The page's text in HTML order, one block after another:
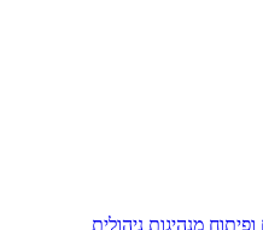
מנהיגות ניהולית